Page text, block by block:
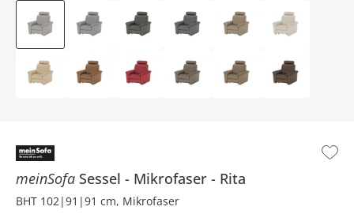
meinSofa Sessel Mikrofaser Rita
BHT 102|91|91 cm, Mikrofaser